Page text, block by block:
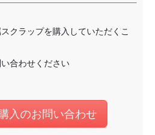
クラップを購入していただくこ
合わせください
入のお問い合わせ